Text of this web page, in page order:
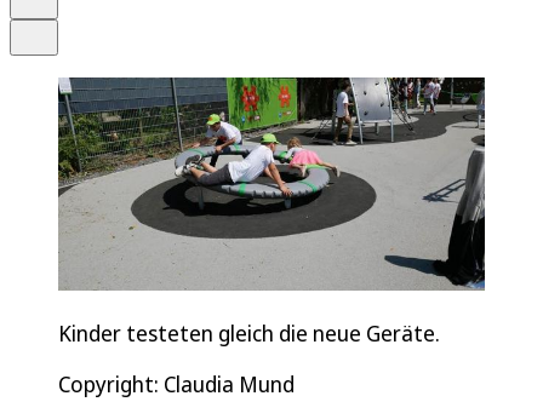
Kinder testeten gleich die neue Geräte.
Copyright: Claudia Mund